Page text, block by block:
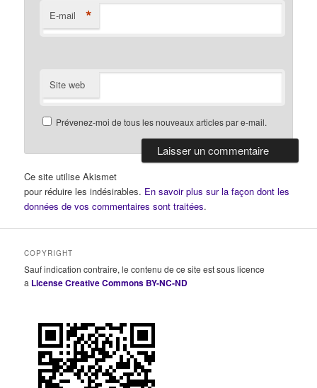
E-mail *
Site web
Prévenez-moi de tous les nouveaux articles par e-mail.
Ce site utilise Akismet
pour réduire les indésirables. En savoir plus sur la façon dont les
données de vos commentaires sont traitées.
COPYRIGHT
Sauf indication contraire, le contenu de ce site est sous licence
a License Creative Commons BY-NC-ND